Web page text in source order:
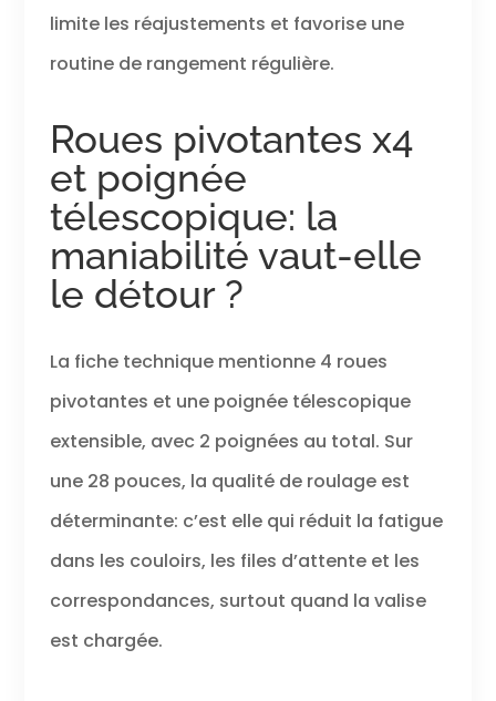
limite les réajustements et favorise une
routine de rangement régulière.
Roues pivotantes x4
et poignée
télescopique: la
maniabilité vaut-elle
le détour ?
La fiche technique mentionne 4 roues
pivotantes et une poignée télescopique
extensible, avec 2 poignées au total. Sur
une 28 pouces, la qualité de roulage est
déterminante: c’est elle qui réduit la fatigue
dans les couloirs, les files d’attente et les
correspondances, surtout quand la valise
est chargée.